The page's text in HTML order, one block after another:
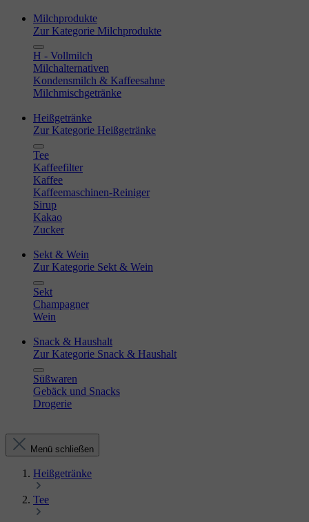
Milchprodukte
Zur Kategorie Milchprodukte
H - Vollmilch
Milchalternativen
Kondensmilch & Kaffeesahne
Milchmischgetränke
Heißgetränke
Zur Kategorie Heißgetränke
Tee
Kaffeefilter
Kaffee
Kaffeemaschinen-Reiniger
Sirup
Kakao
Zucker
Sekt & Wein
Zur Kategorie Sekt & Wein
Sekt
Champagner
Wein
Snack & Haushalt
Zur Kategorie Snack & Haushalt
Süßwaren
Gebäck und Snacks
Drogerie
Menü schließen
Heißgetränke
Tee